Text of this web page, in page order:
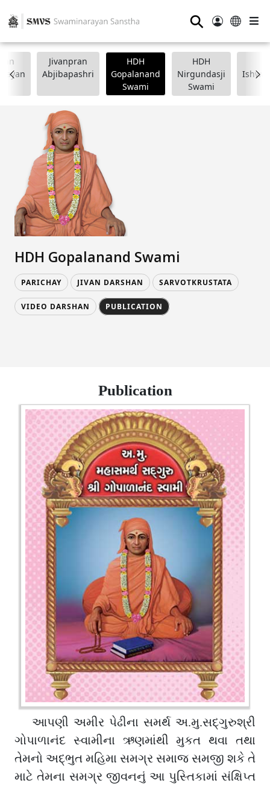
⚲
Jivanpran
Abjibapashri
HDH
Gopalanand
Swami
HDH
Nirgundasji
Swami
HDH Gopalanand Swami
PARICHAY JIVAN DARSHAN SARVOTKRUSTATA
VIDEO DARSHAN PUBLICATION
Publication
આપણી અમીર પેઢીના સમર્થ અ.મુ.સદ્ગુરુશ્રી
ગોપાળાનંદ સ્વામીના ઋણમાંથી મુકત થવા તથા
તેમનો અદ્ભુત મહિમા સમગ્ર સમાજ સમજી શકે તે
માટે તેમના સમગ્ર જીવનનું આ પુસ્તિકામાં સંક્ષિપ્ત